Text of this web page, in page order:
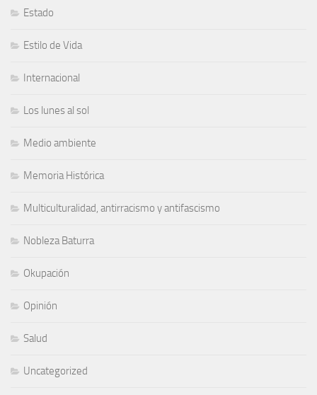
Estado
Estilo de Vida
Internacional
Los lunes al sol
Medio ambiente
Memoria Histórica
Multiculturalidad, antirracismo y antifascismo
Nobleza Baturra
Okupación
Opinión
Salud
Uncategorized